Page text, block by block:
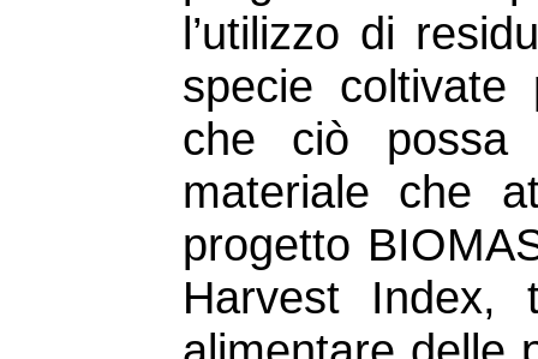
l’utilizzo di
specie coltivate
che ciò possa
materiale che
progetto
Harvest Index,